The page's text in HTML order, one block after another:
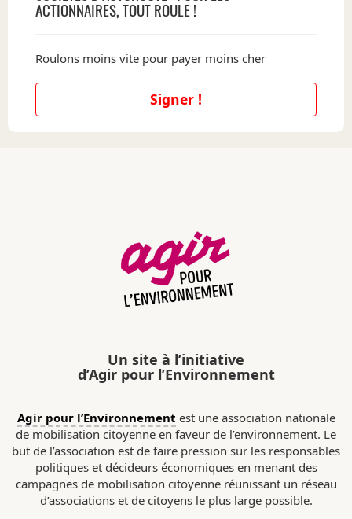
ACTIONNAIRES, TOUT ROULE !
Roulons moins vite pour payer moins cher
Signer !
Un site à l’initiative
d’Agir pour l’Environnement
Agir pour l’Environnement est une association nationale
de mobilisation citoyenne en faveur de l’environnement. Le
but de l’association est de faire pression sur les responsables
politiques et décideurs économiques en menant des
campagnes de mobilisation citoyenne réunissant un réseau
d’associations et de citoyens le plus large possible.